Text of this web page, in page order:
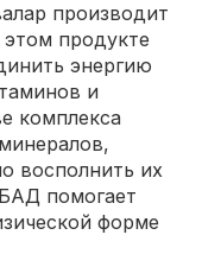
производит
продукте
энергию
и
комплекса
восполнить их
помогает
форме